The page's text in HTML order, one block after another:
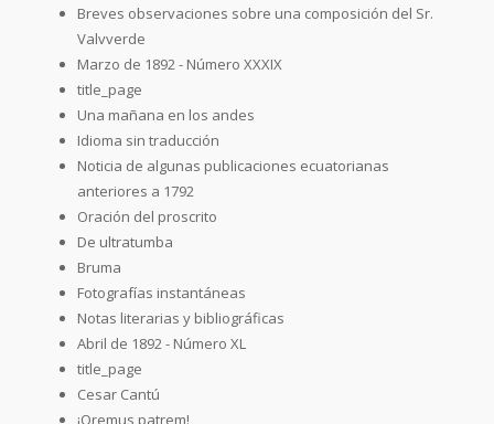
Breves observaciones sobre una composición del Sr.
Valvverde
Marzo de 1892 - Número XXXIX
title_page
Una mañana en los andes
Idioma sin traducción
Noticia de algunas publicaciones ecuatorianas
anteriores a 1792
Oración del proscrito
De ultratumba
Bruma
Fotografías instantáneas
Notas literarias y bibliográficas
Abril de 1892 - Número XL
title_page
Cesar Cantú
¡Oremus patrem!